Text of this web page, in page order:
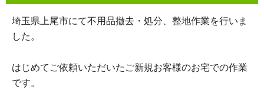
埼玉県上尾市にて不用品撤去・処分、整地作業を行いま
した。
はじめてご依頼いただいたご新規お客様のお宅での作業
です。